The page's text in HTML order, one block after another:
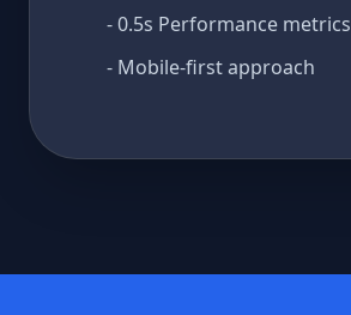
- 0.5s Performance metrics
- Mobile-first approach